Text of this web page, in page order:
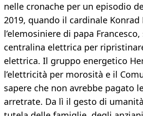
nelle cronache per un episodio
2019, quando il cardinale Konrad
l’elemosiniere di papa
centralina elettrica per
elettrica. Il gruppo energetico
l’elettricità per morosità e il
sapere che non avrebbe pagato
arretrate. Da lì il gesto di